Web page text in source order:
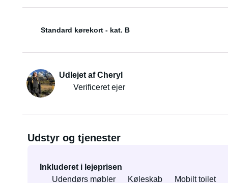
Standard kørekort - kat. B
Udlejet af Cheryl
Verificeret ejer
Udstyr og tjenester
Inkluderet i lejeprisen
Udendørs møbler
Køleskab Mobilt toilet